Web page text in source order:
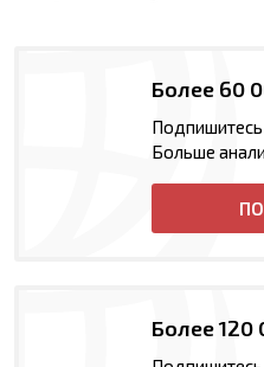
Более 60
Больше
Более 120